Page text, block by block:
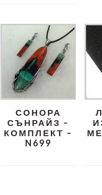
СОНОРА
СЪНРАЙЗ –
КОМПЛЕКТ –
N699